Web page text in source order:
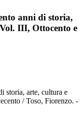
anni di storia,
III, Ottocento e
storia, arte, cultura e
/ Toso, Fiorenzo. -